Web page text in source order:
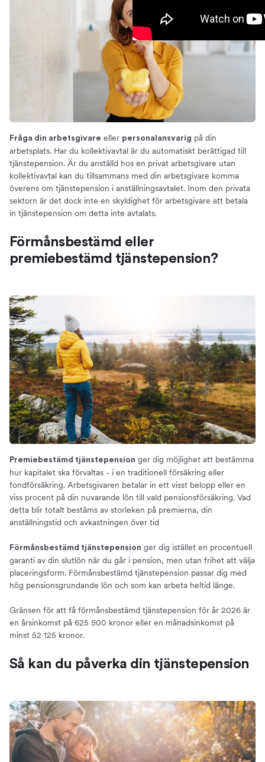
Fråga din arbetsgivare eller personalansvarig på din
arbetsplats. Har du kollektivavtal är du automatiskt berättigad till
tjänstepension. Är du anställd hos en privat arbetsgivare utan
kollektivavtal kan du tillsammans med din arbetsgivare komma
överens om tjänstepension i anställningsavtalet. Inom den privata
sektorn är det dock inte en skyldighet för arbetsgivare att betala
in tjänstepension om detta inte avtalats.
Förmånsbestämd eller
premiebestämd tjänstepension?
Premiebestämd tjänstepension ger dig möjlighet att bestämma
hur kapitalet ska förvaltas - i en traditionell försäkring eller
fondförsäkring. Arbetsgivaren betalar in ett visst belopp eller en
viss procent på din nuvarande lön till vald pensionsförsäkring. Vad
detta blir totalt bestäms av storleken på premierna, din
anställningstid och avkastningen över tid
Förmånsbestämd tjänstepension ger dig istället en procentuell
garanti av din slutlön när du går i pension, men utan frihet att välja
placeringsform. Förmånsbestämd tjänstepension passar dig med
hög pensionsgrundande lön och som kan arbeta heltid länge.
Gränsen för att få förmånsbestämd tjänstepension för år 2026 är
en årsinkomst på 625 500 kronor eller en månadsinkomst på
minst 52 125 kronor.
Så kan du påverka din tjänstepension